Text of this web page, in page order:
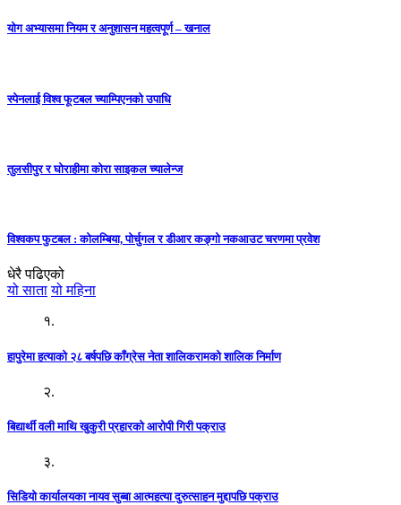
योग अभ्यासमा नियम र अनुशासन महत्वपूर्ण – खनाल
स्पेनलाई विश्व फूटबल च्याम्पिएनको उपाधि
तुलसीपुर र घोराहीमा कोरा साइकल च्यालेन्ज
विश्वकप फुटबल : कोलम्बिया, पोर्चुगल र डीआर कङ्गो नकआउट चरणमा प्रवेश
धेरै पढिएको
यो साता यो महिना
१.
हापुरेमा हत्याको २८ बर्षपछि काँग्रेस नेता शालिकरामको शालिक निर्माण
२.
बिद्यार्थी वली माथि खुकुरी प्रहारको आरोपी गिरी पक्राउ
३.
सिडियो कार्यालयका नायव सुब्बा आत्महत्या दुरुत्साहन मुद्दापछि पक्राउ